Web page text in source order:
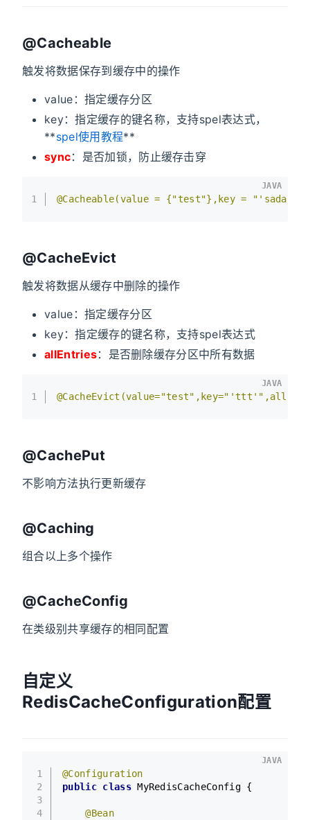
@Cacheable
触发将数据保存到缓存中的操作
value：指定缓存分区
key：指定缓存的键名称，支持spel表达式，
**spel使用教程**
sync：是否加锁，防止缓存击穿
1 @Cacheable(value = {"test"},key =
JAVA
@CacheEvict
触发将数据从缓存中删除的操作
value：指定缓存分区
key：指定缓存的键名称，支持spel表达式
allEntries：是否删除缓存分区中所有数据
1
JAVA
@CachePut
不影响方法执行更新缓存
@Caching
组合以上多个操作
@CacheConfig
在类级别共享缓存的相同配置
自定义
RedisCacheConfiguration配置
1
2
3
4
@Configuration
public class MyRedisCacheConfig {
@Bean
JAVA